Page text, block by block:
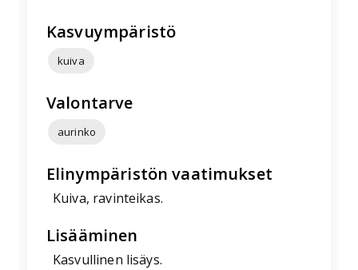
Kasvuympäristö
kuiva
Valontarve
aurinko
Elinympäristön vaatimukset
Kuiva, ravinteikas.
Lisääminen
Kasvullinen lisäys.